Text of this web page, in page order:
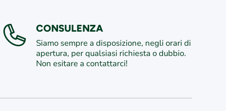
CONSULENZA
Siamo sempre a disposizione, negli orari di
apertura, per qualsiasi richiesta o dubbio.
Non esitare a contattarci!